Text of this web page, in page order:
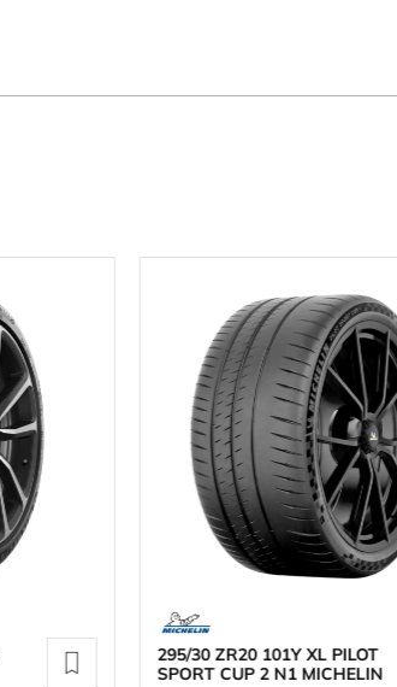
295/30 ZR20 101Y XL PILOT
SPORT CUP 2 N1 MICHELIN